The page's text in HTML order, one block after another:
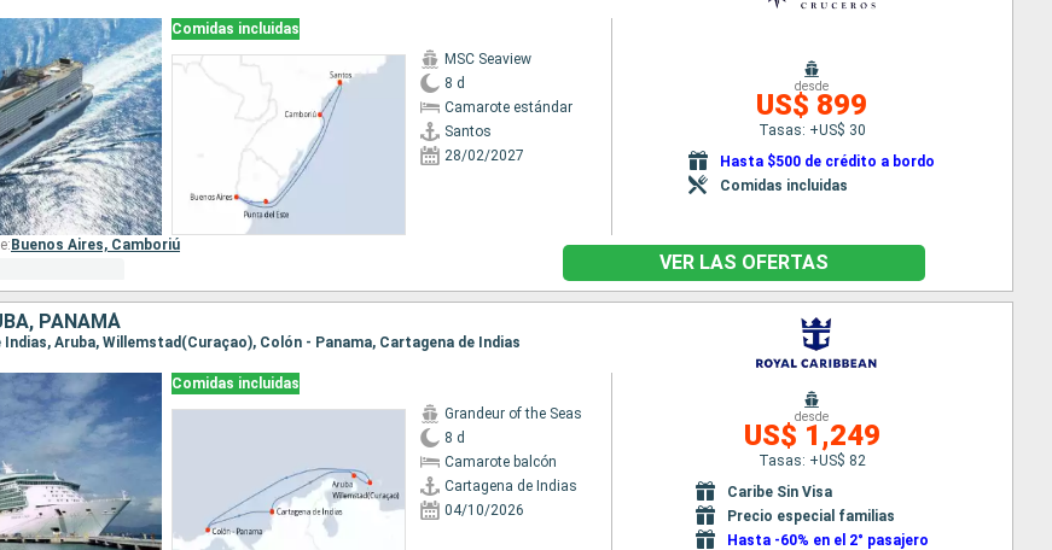
Comidas incluidas
MSC Seaview
8 d
Camarote estándar
Santos
28/02/2027
desde
US$ 899
Tasas: +US$ 30
Hasta $500 de crédito a bordo
Comidas incluidas
Buenos Aires, Camboriú
VER LAS OFERTAS
PANAMÁ
Aruba, Willemstad(Curaçao), Colón - Panama, Cartagena de Indias
Comidas incluidas
Grandeur of the Seas
8 d
Camarote balcón
Cartagena de Indias
04/10/2026
desde
US$ 1,249
Tasas: +US$ 82
Caribe Sin Visa
Precio especial familias
Hasta -60% en el 2° pasajero